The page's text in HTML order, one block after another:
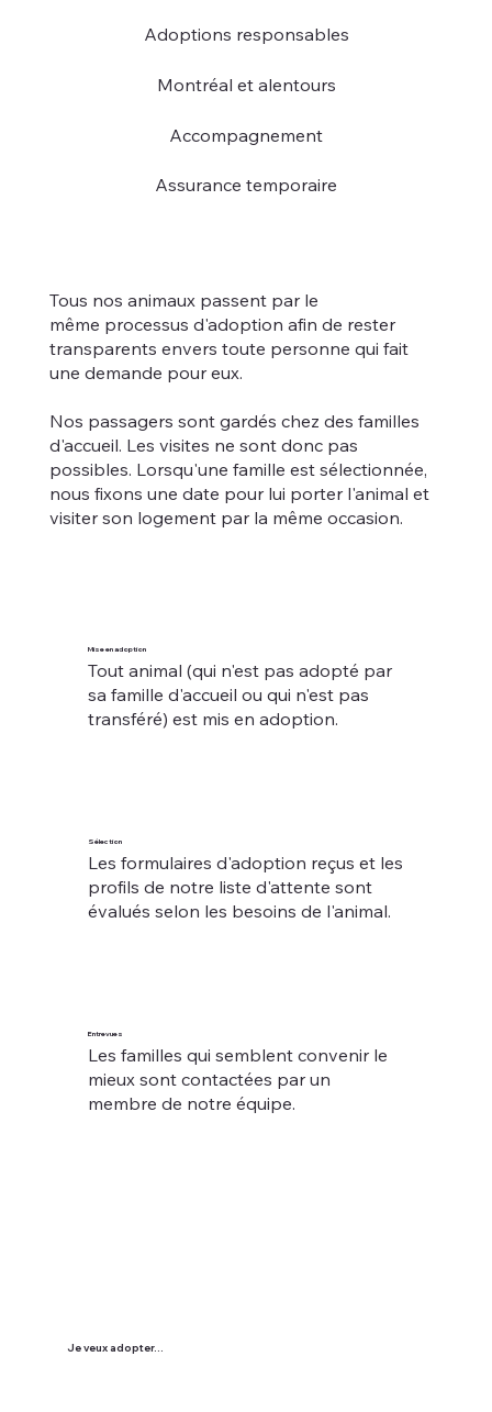
Mise en adoption
Tout animal (qui n'est pas adopté par
sa famille d'accueil ou qui n'est pas
transféré) est mis en adoption.
Sélection
Lesformulaires d'adoption reçus et les
profils de notre liste d'attente sont
évalués selon les besoins de l'animal.
Entrevues
Les familles qui semblent convenir le
mieux sont contactées par un
membre de notre équipe.
Je veux adopter...
Tous nos animaux passent par le
même processus d'adoption afin de rester
transparents envers toute personne qui fait
une demande pour eux.
​Nos passagers sont gardés chez des familles
d'accueil. Les visites ne sont donc pas
possibles. Lorsqu'une famille est sélectionnée,
nous fixons une date pour lui porter l'animal et
visiter son logement par la même occasion.​
Adoptions responsables
Montréal et alentours
Accompagnement
Assurance temporaire